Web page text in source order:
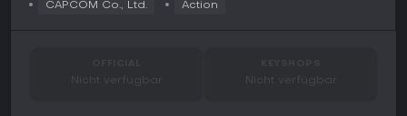
CAPCOM Co., Ltd. Action
Nicht verfügbar Nicht verfügbar